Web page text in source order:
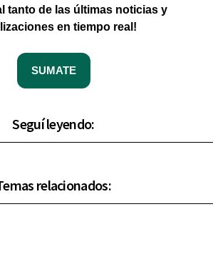
tanto de las últimas noticias y
en tiempo real!
SUMATE
Seguí leyendo:
relacionados: